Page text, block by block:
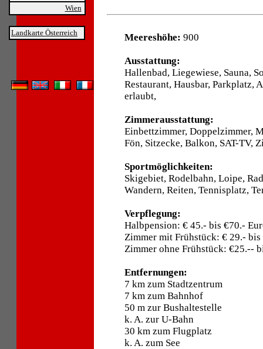
Wien
Landkarte Österreich Meereshöhe: 900
Ausstattung:
Hallenbad, Liegewiese, Sauna,
Restaurant, Hausbar, Parkplatz,
erlaubt,
Zimmerausstattung:
Einbettzimmer, Doppelzimmer,
Fön, Sitzecke, Balkon, SAT-TV,
Sportmöglichkeiten:
Skigebiet, Rodelbahn, Loipe,
Wandern, Reiten, Tennisplatz,
Verpflegung:
Halbpension: € 45.- bis €70.-
Zimmer mit Frühstück: € 29.-
Zimmer ohne Frühstück: €25.--
Entfernungen:
7 km zum Stadtzentrum
7 km zum Bahnhof
50 m zur Bushaltestelle
k. A. zur U-Bahn
30 km zum Flugplatz
k. A. zum See